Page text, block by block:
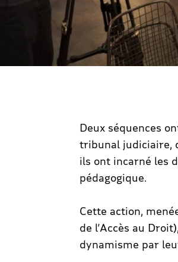
Deux séquences
tribunal judiciaire,
ils ont incarné les
pédagogique.
Cette action,
de l’Accès au
dynamisme par